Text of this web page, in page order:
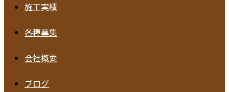
施工実績
各種募集
会社概要
ブログ